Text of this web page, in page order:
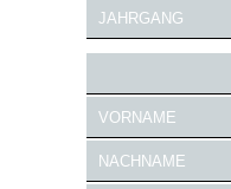
JAHRGANG
VORNAME
NACHNAME